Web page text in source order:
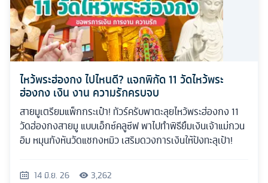
ไหว้พระฮ่องกง ไปไหนดี? แจกพิกัด 11 วัดไหว้พระ
ฮ่องกง เงิน งาน ความรักครบจบ
สายมูเตรียมแพ็กกระเป๋า! ทัวร์ครับพาตะลุยไหว้พระฮ่องกง 11
วัดฮ่องกงสายมู แบบเอ็กซ์คลูซีฟ พาไปทำพิธียืมเงินเจ้าแม่กวน
อิม หมุนกังหันวัดแชกงหมิว เสริมดวงการเงินให้ปังทะลุเป้า!
14 มิ.ย. 26 3,262